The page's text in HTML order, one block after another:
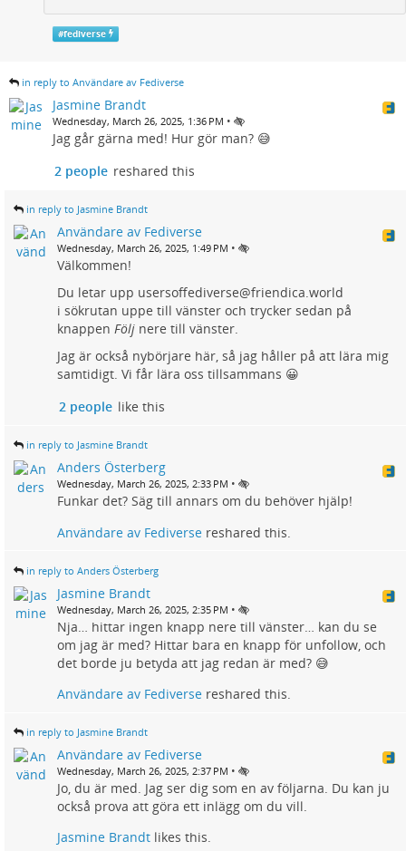
#fediverse
in reply to Användare av Fediverse
Jasmine Brandt
Wednesday, March 26, 2025, 1:36 PM •
Jag går gärna med! Hur gör man? 😅
2 people reshared this
in reply to Jasmine Brandt
Användare av Fediverse
Wednesday, March 26, 2025, 1:49 PM •
Välkommen!
Du letar upp usersoffediverse@friendica.world
i sökrutan uppe till vänster och trycker sedan på
knappen Följ nere till vänster.
Jag är också nybörjare här, så jag håller på att lära mig
samtidigt. Vi får lära oss tillsammans 😀
2 people like this
in reply to Jasmine Brandt
Anders Österberg
Wednesday, March 26, 2025, 2:33 PM •
Funkar det? Säg till annars om du behöver hjälp!
Användare av Fediverse reshared this.
in reply to Anders Österberg
Jasmine Brandt
Wednesday, March 26, 2025, 2:35 PM •
Nja… hittar ingen knapp nere till vänster… kan du se
om jag är med? Hittar bara en knapp för unfollow, och
det borde ju betyda att jag redan är med? 😅
Användare av Fediverse reshared this.
in reply to Jasmine Brandt
Användare av Fediverse
Wednesday, March 26, 2025, 2:37 PM •
Jo, du är med. Jag ser dig som en av följarna. Du kan ju
också prova att göra ett inlägg om du vill.
Jasmine Brandt likes this.